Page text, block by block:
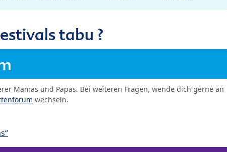
tabu ?
Mamas und Papas. Bei weiteren Fragen, wende dich gerne an
wechseln.